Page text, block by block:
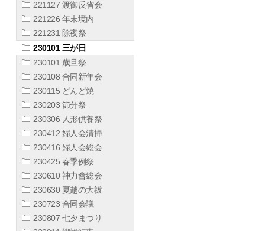
221127 渡御反省会
221226 年末境内
221231 除夜祭
230101 三が日
230101 歳旦祭
230108 合同新年会
230115 どんど焼
230203 節分祭
230306 人形供養祭
230412 婦人会清掃
230416 婦人会総会
230425 春季例祭
230610 神力會総会
230630 夏越の大祓
230723 合同会議
230807 七夕まつり